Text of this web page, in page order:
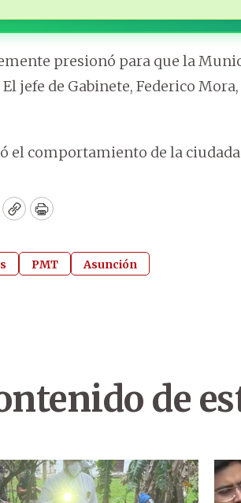
presionó para que la
El jefe de Gabinete, Federico
el comportamiento de la
CopyPrint
PMT Asunción
de